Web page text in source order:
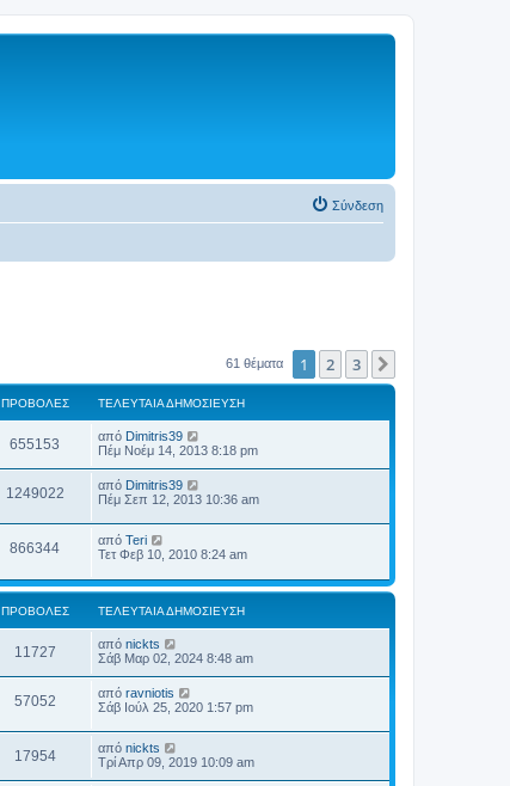
Σύνδεση
61 θέματα 1 2 3
ΠΡΟΒΟΛΈΣ ΤΕΛΕΥΤΑΊΑ ΔΗΜΟΣΊΕΥΣΗ
655153 από Dimitris39
Πέμ Νοέμ 14, 2013 8:18 pm
1249022 από Dimitris39
Πέμ Σεπ 12, 2013 10:36 am
866344 από Teri
Τετ Φεβ 10, 2010 8:24 am
ΠΡΟΒΟΛΈΣ ΤΕΛΕΥΤΑΊΑ ΔΗΜΟΣΊΕΥΣΗ
11727 από nickts
Σάβ Μαρ 02, 2024 8:48 am
57052 από ravniotis
Σάβ Ιούλ 25, 2020 1:57 pm
17954 από nickts
Τρί Απρ 09, 2019 10:09 am